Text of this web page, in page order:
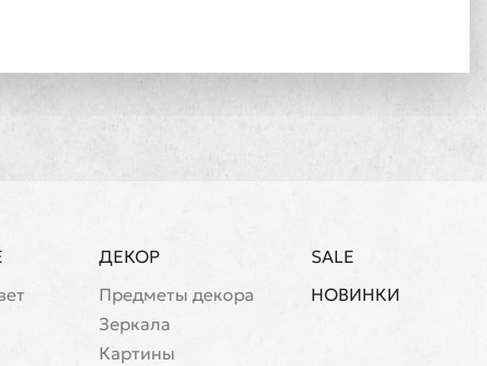
ДЕКОР
Предметы декора
Зеркала
Картины
SALE
НОВИНКИ